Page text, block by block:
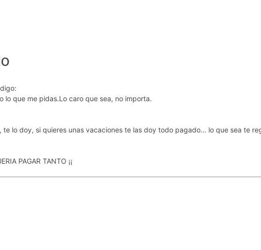
lo que me pidas.Lo caro que sea, no importa.
te lo doy, si quieres unas vacaciones te las doy todo pagado… lo que sea te
PAGAR TANTO ¡¡